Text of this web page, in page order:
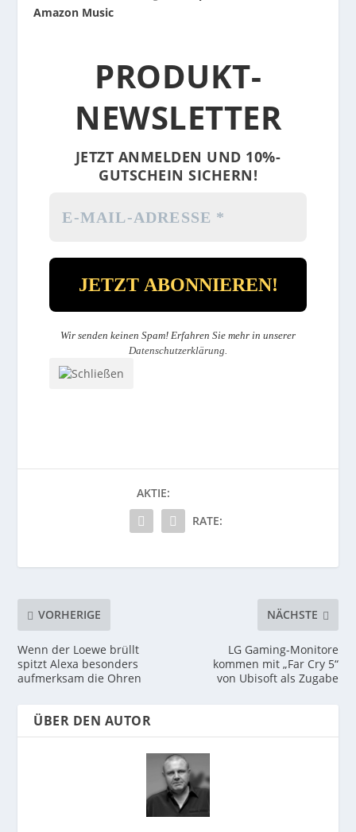
Amazon Music
PRODUKT-
NEWSLETTER
JETZT ANMELDEN UND 10%-
GUTSCHEIN SICHERN!
Wir senden keinen Spam! Erfahren Sie mehr in unserer
Datenschutzerklärung
AKTIE:
RATE:
VORHERIGE
Wenn der Loewe brüllt
spitzt Alexa besonders
aufmerksam die Ohren
NÄCHSTE
LG Gaming-Monitore
kommen mit „Far Cry 5“
von Ubisoft als Zugabe
ÜBER DEN AUTOR